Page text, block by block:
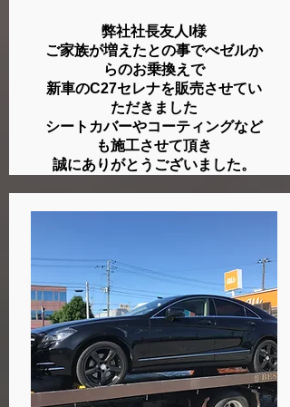
弊社社長友人I様
ご家族が増えたとの事でべゼルか
らのお乗換えで
新車のC27セレナを販売させてい
ただきました
シートカバーやコーティングなど
も施工させて頂き
​誠にありがとうございました。